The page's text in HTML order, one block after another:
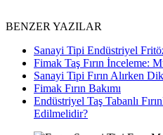
BENZER YAZILAR
Sanayi Tipi Endüstriyel
Fimak Taş Fırın İnceleme:
Sanayi Tipi Fırın Alırken
Fimak Fırın Bakımı
Endüstriyel Taş Tabanlı
Edilmelidir?